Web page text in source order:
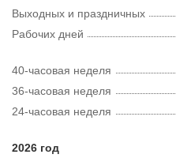
Рабочих дней
Выходных и праздничных
40-часовая неделя
36-часовая неделя
24-часовая неделя
2026 год